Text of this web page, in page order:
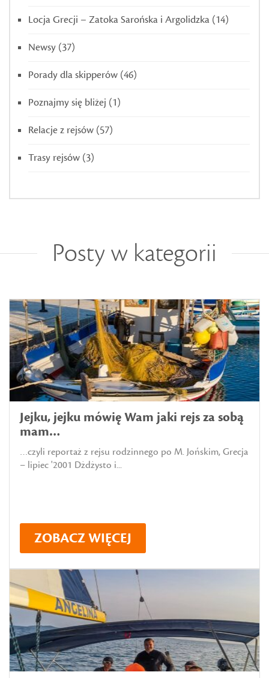
Locja Grecji – Zatoka Sarońska i Argolidzka (14)
Newsy (37)
Porady dla skipperów (46)
Poznajmy się bliżej (1)
Relacje z rejsów (57)
Trasy rejsów (3)
Posty w kategorii
Jejku, jejku mówię Wam jaki rejs za sobą
mam…
…czyli reportaż z rejsu rodzinnego po M. Jońskim, Grecja
– lipiec '2001 Dżdżysto i...
ZOBACZ WIĘCEJ